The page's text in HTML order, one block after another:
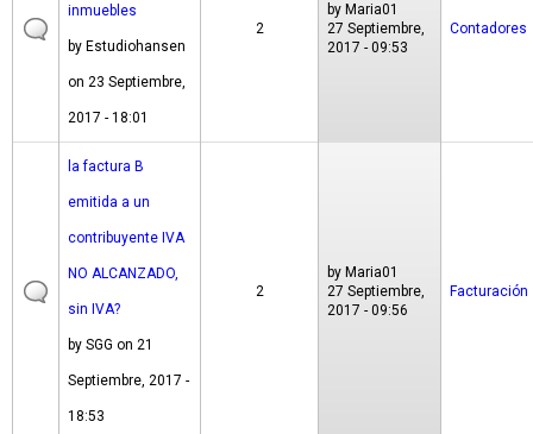
inmuebles
by Estudiohansen
on 23 Septiembre,
2017 - 18:01
2
by Maria01
27 Septiembre,
2017 - 09:53
Contadores
la factura B
emitida a un
contribuyente IVA
NO ALCANZADO,
sin IVA?
by SGG on 21
Septiembre, 2017 -
18:53
2
by Maria01
27 Septiembre,
2017 - 09:56
Facturación